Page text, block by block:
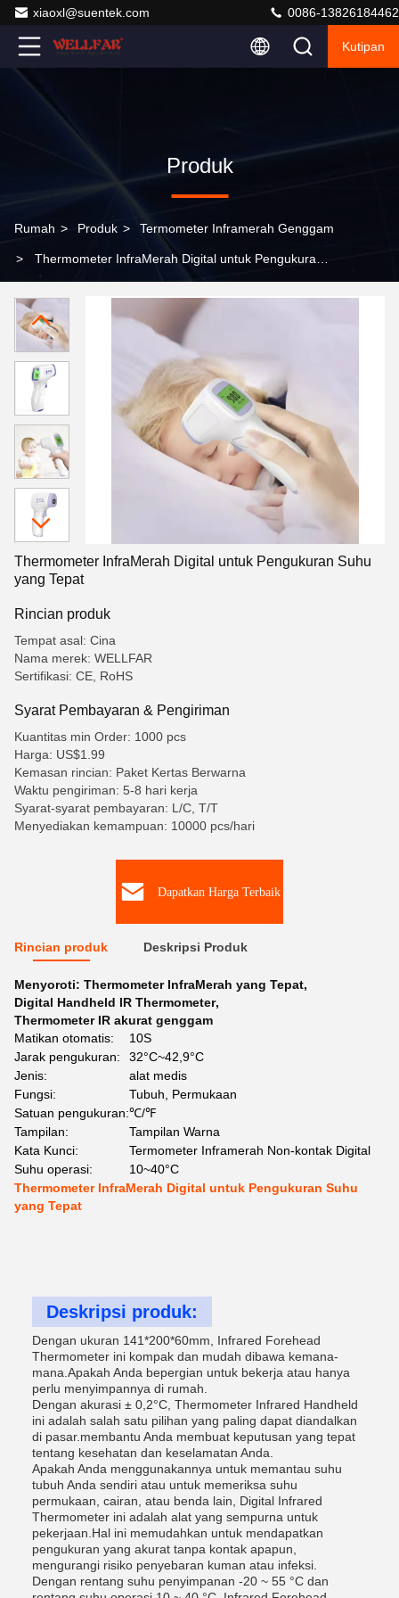
xiaoxl@suentek.com 0086-13826184462
Kutipan
Produk
Rumah > Produk > Termometer Inframerah Genggam
> Thermometer InfraMerah Digital untuk Pengukuran
Thermometer InfraMerah Digital untuk Pengukuran Suhu
yang Tepat
Rincian produk
Tempat asal: Cina
Nama merek: WELLFAR
Sertifikasi: CE, RoHS
Syarat Pembayaran & Pengiriman
Kuantitas min Order: 1000 pcs
Harga: US$1.99
Kemasan rincian: Paket Kertas Berwarna
Waktu pengiriman: 5-8 hari kerja
Syarat-syarat pembayaran: L/C, T/T
Menyediakan kemampuan: 10000 pcs/hari
Dapatkan Harga Terbaik
Rincian produk Deskripsi Produk
Menyoroti: Thermometer InfraMerah yang Tepat,
Digital Handheld IR Thermometer,
Thermometer IR akurat genggam
Matikan otomatis:
10S
Jarak pengukuran:
32°C~42,9°C
Jenis:
alat medis
Fungsi:
Tubuh, Permukaan
Satuan pengukuran:℃/℉
Tampilan:
Tampilan Warna
Kata Kunci:
Termometer Inframerah Non-kontak Digital
Suhu operasi:
10~40°C
Thermometer InfraMerah Digital untuk Pengukuran Suhu
yang Tepat
Deskripsi produk:
Dengan ukuran 141*200*60mm, Infrared Forehead
Thermometer ini kompak dan mudah dibawa kemana-
mana.Apakah Anda bepergian untuk bekerja atau hanya
perlu menyimpannya di rumah.
Dengan akurasi ± 0,2°C, Thermometer Infrared Handheld
ini adalah salah satu pilihan yang paling dapat diandalkan
di pasar.membantu Anda membuat keputusan yang tepat
tentang kesehatan dan keselamatan Anda.
Apakah Anda menggunakannya untuk memantau suhu
tubuh Anda sendiri atau untuk memeriksa suhu
permukaan, cairan, atau benda lain, Digital Infrared
Thermometer ini adalah alat yang sempurna untuk
pekerjaan.Hal ini memudahkan untuk mendapatkan
pengukuran yang akurat tanpa kontak apapun,
mengurangi risiko penyebaran kuman atau infeksi.
Dengan rentang suhu penyimpanan -20 ~ 55 °C dan